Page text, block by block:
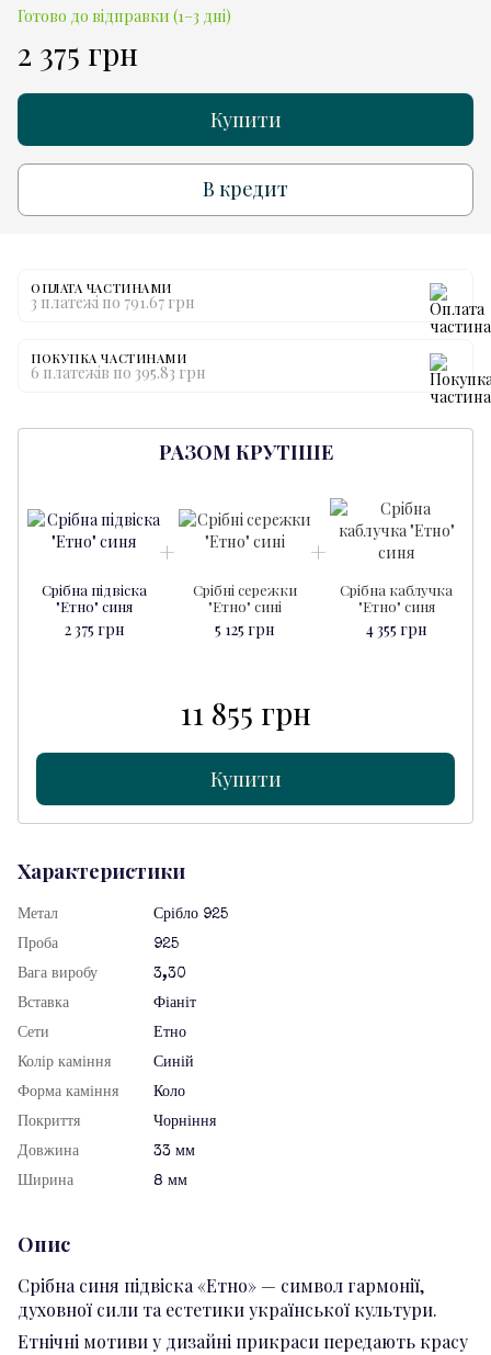
Готово до відправки (1–3 дні)
2 375 грн
Купити
В кредит
ОПЛАТА ЧАСТИНАМИ
3 платежі по 791.67 грн
ПОКУПКА ЧАСТИНАМИ
6 платежів по 395.83 грн
РАЗОМ КРУТІШЕ
Срібна підвіска
"Етно" синя
2 375 грн
Срібні сережки
"Етно" сині
5 125 грн
Срібна каблучка
"Етно" синя
4 355 грн
11 855 грн
Купити
Характеристики
Метал
Срібло 925
Проба
925
Вага виробу
3,30
Вставка
Фіаніт
Сети
Етно
Колір каміння
Синій
Форма каміння
Коло
Покриття
Чорніння
Довжина
33 мм
Ширина
8 мм
Опис
Срібна синя підвіска «Етно» — символ гармонії,
духовної сили та естетики української культури.
Етнічні мотиви у дизайні прикраси передають красу